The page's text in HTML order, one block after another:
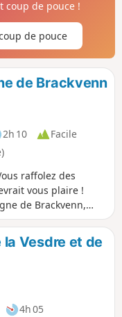
coup de pouce !
de pouce
de Brackvenn
2h 10
Facile
raffolez des
vous plaire !
de Brackvenn,
balade se déroule,
d’eau,.. Les
Vesdre et de
4h 05